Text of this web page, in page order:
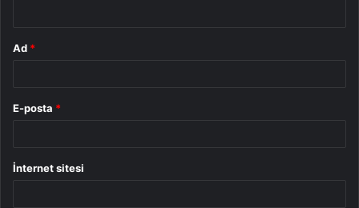
Ad *
E-posta *
İnternet sitesi